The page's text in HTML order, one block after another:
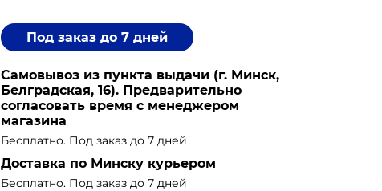
Под заказ до 7 дней
Самовывоз из пункта выдачи (г. Минск,
Белградская, 16). Предварительно
согласовать время с менеджером
магазина
Бесплатно. Под заказ до 7 дней
Доставка по Минску курьером
Бесплатно. Под заказ до 7 дней